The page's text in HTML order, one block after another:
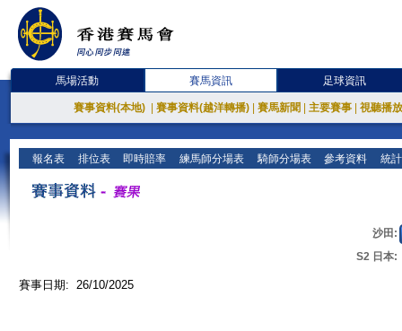
馬場活動 賽馬資訊 足球資訊
賽事資料(本地) 賽事資料(越洋轉播) 賽馬新聞 主要賽事 視聽播
報名表 排位表 即時賠率 練馬師分場表 騎師分場表 參考資料 統
沙田:
S2 日本:
賽事日期: 26/10/2025